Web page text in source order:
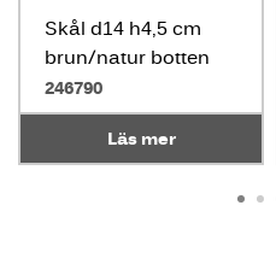
Skål d14 h4,5 cm
brun/natur botten
246790
Läs mer